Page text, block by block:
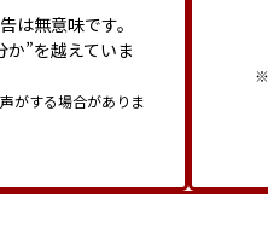
は無意味です。
”を越えていま
がする場合がありま
※